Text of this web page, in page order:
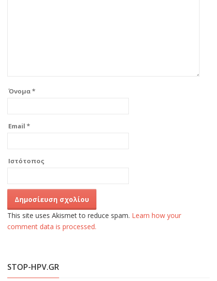
Όνομα*
Email *
Ιστότοπος
This site uses Akismet to reduce spam. Learn how your
comment data is processed.
STOP-HPV.GR